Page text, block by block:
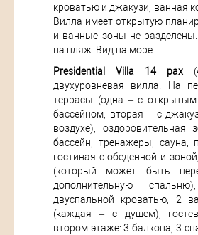
кроватью и джакузи, ванная
Вилла имеет открытую
и ванные зоны не
на пляж. Вид на море.
Presidential Villa 14 pax
двухуровневая вилла. На
террасы (одна – с
бассейном, вторая – с
воздухе), оздоровительная
бассейн, тренажеры, сауна,
гостиная с обеденной и
(который может быть
дополнительную
двуспальной кроватью, 2
(каждая – с душем),
втором этаже: 3 балкона, 3